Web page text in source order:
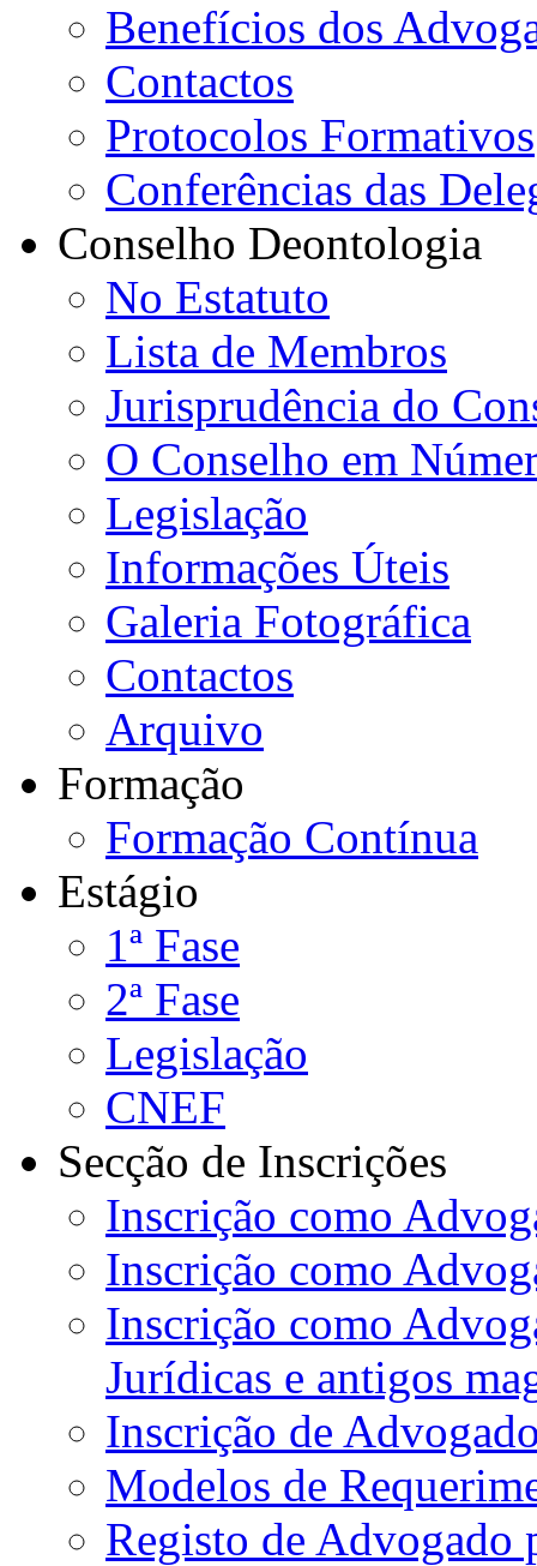
Benefícios dos
Contactos
Protocolos Formativos
Conferências das
Conselho Deontologia
No Estatuto
Lista de Membros
Jurisprudência do
O Conselho em
Legislação
Informações Úteis
Galeria Fotográfica
Contactos
Arquivo
Formação
Formação Contínua
Estágio
1ª Fase
2ª Fase
Legislação
CNEF
Secção de Inscrições
Inscrição como
Inscrição como
Inscrição como
Jurídicas e antigos
Inscrição de
Modelos de
Registo de Advogado